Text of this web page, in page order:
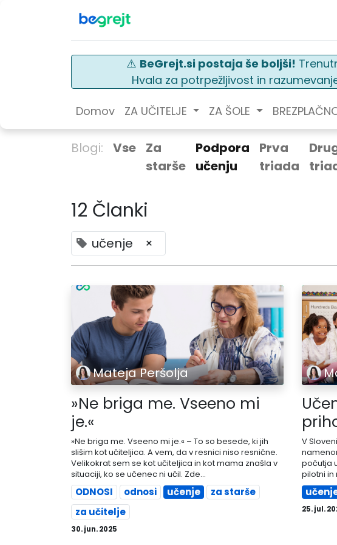
⚠️ BeGrejt.si postaja še boljši!
Hvala za potrpežljivost in
Domov ZA UČITELJE ZA ŠOLE
Blogi: Vse
Za
starše
Podpora
učenju
Prva
triada
12 Članki
učenje ×
Mateja Peršolja
»Ne briga me. Vseeno mi
je.«
»Ne briga me. Vseeno mi je.« – To so besede, ki jih
slišim kot učiteljica. A vem, da v resnici niso resnične.
Velikokrat sem se kot učiteljica in kot mama znašla v
situaciji, ko se učenec ni učil. Zde...
ODNOSI odnosi učenje
za starše
za učitelje
30. jun. 2025
V
počutja
pilotni in
25. jul.